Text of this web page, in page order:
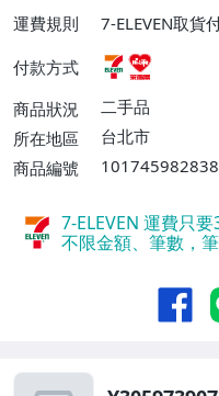
運費規則
7-ELEVEN取貨
貨付款【免運費
付款方式
商品狀況
二手品
所在地區
台北市
商品編號
101745982838
7-ELEVEN 運費只要
不限金額、筆數，